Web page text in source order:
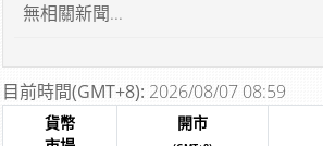
無相關新聞...
目前時間(GMT+8): 2026/08/07 08:59
貨幣
開市